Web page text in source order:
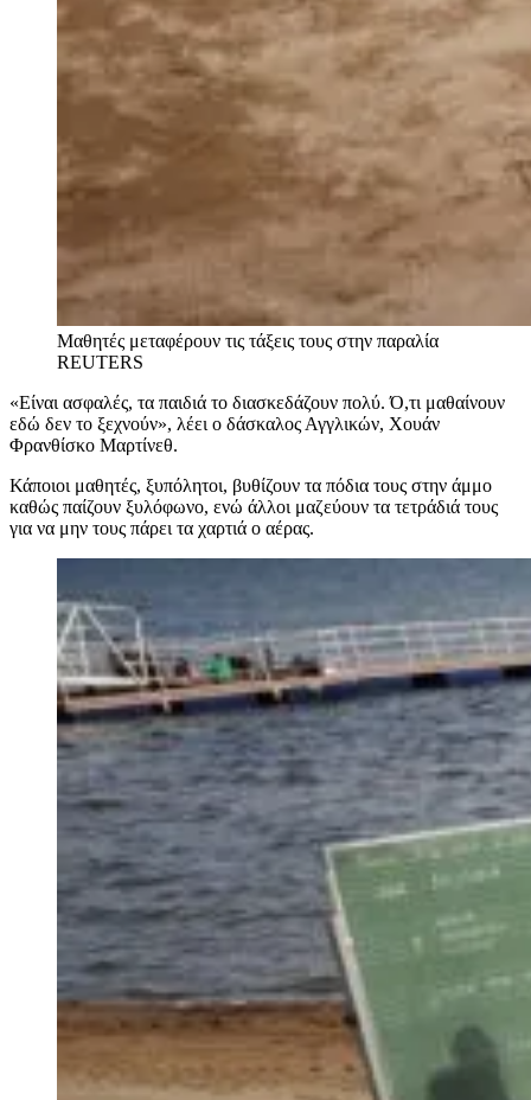
Μαθητές μεταφέρουν τις τάξεις τους στην παραλία
REUTERS
«Είναι ασφαλές, τα παιδιά το διασκεδάζουν πολύ. Ό,τι μαθαίνουν
εδώ δεν το ξεχνούν», λέει ο δάσκαλος Αγγλικών, Χουάν
Φρανθίσκο Μαρτίνεθ.
Κάποιοι μαθητές, ξυπόλητοι, βυθίζουν τα πόδια τους στην άμμο
καθώς παίζουν ξυλόφωνο, ενώ άλλοι μαζεύουν τα τετράδιά τους
για να μην τους πάρει τα χαρτιά ο αέρας.